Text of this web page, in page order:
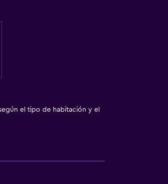
el tipo de habitación y el